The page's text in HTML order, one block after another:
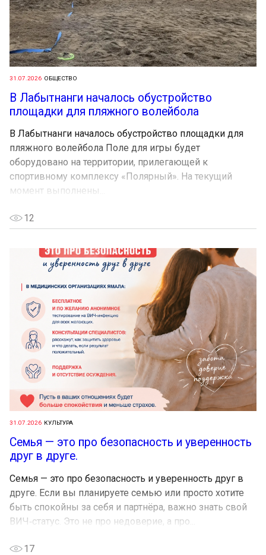
31.07.2026 ОБЩЕСТВО
В Лабытнанги началось обустройство
площадки для пляжного волейбола
В Лабытнанги началось обустройство площадки для
пляжного волейбола Поле для игры будет
оборудовано на территории, прилегающей к
спортивному комплексу «Полярный». На текущий
момент выполнены...
12
31.07.2026 КУЛЬТУРА
Семья — это про безопасность и уверенность
друг в друге.
Семья — это про безопасность и уверенность друг в
друге. Если вы планируете семью или просто хотите
быть спокойны за себя и партнёра, важно знать свой
ВИЧ‑статус. Это не про недоверие, а про...
17